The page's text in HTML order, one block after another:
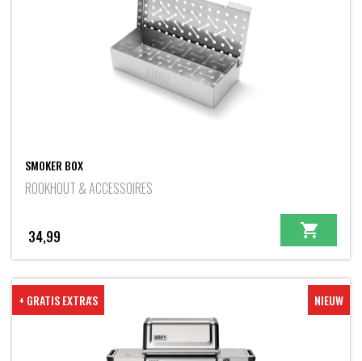
SMOKER BOX
ROOKHOUT & ACCESSOIRES
34,99
+ GRATIS EXTRA'S NIEUW